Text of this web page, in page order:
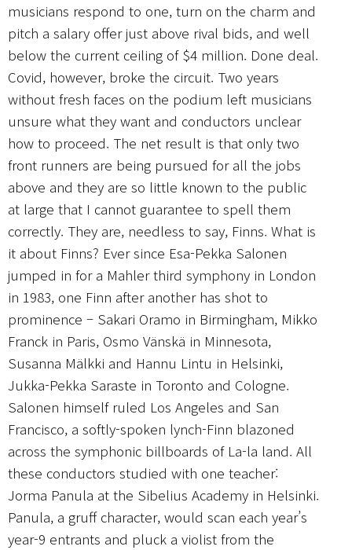
musicians respond to one, turn on the charm and
pitch a salary offer just above rival bids, and well
below the current ceiling of $4 million. Done deal.
Covid, however, broke the circuit. Two years
without fresh faces on the podium left musicians
unsure what they want and conductors unclear
how to proceed. The net result is that only two
front runners are being pursued for all the jobs
above and they are so little known to the public
at large that I cannot guarantee to spell them
correctly. They are, needless to say, Finns. What is
it about Finns? Ever since Esa-Pekka Salonen
jumped in for a Mahler third symphony in London
in 1983, one Finn after another has shot to
prominence – Sakari Oramo in Birmingham, Mikko
Franck in Paris, Osmo Vänskä in Minnesota,
Susanna Mälkki and Hannu Lintu in Helsinki,
Jukka-Pekka Saraste in Toronto and Cologne.
Salonen himself ruled Los Angeles and San
Francisco, a softly-spoken lynch-Finn blazoned
across the symphonic billboards of La-la land. All
these conductors studied with one teacher:
Jorma Panula at the Sibelius Academy in Helsinki.
Panula, a gruff character, would scan each year’s
year-9 entrants and pluck a violist from the